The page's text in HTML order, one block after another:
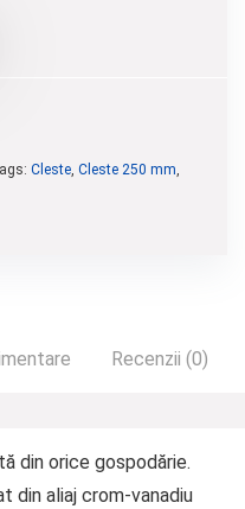
Cleste Cleste 250 mm
Recenzii (0)
din orice gospodărie.
aliaj crom-vanadiu